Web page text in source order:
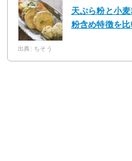
天ぷら粉と小
粉含め特徴を比
出典: ちそう